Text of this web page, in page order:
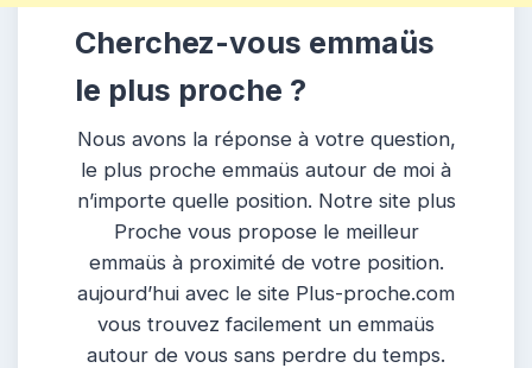
Cherchez-vous emmaüs
le plus proche ?
Nous avons la réponse à votre question,
le plus proche emmaüs autour de moi à
n’importe quelle position. Notre site plus
Proche vous propose le meilleur
emmaüs à proximité de votre position.
aujourd’hui avec le site Plus-proche.com
vous trouvez facilement un emmaüs
autour de vous sans perdre du temps.